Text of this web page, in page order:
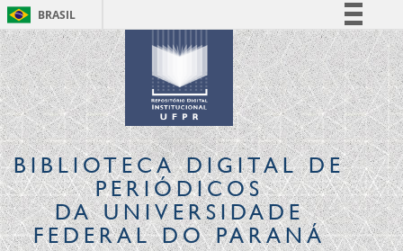
BRASIL
Simplifique!
Comunica BR
Participe
Acesso à informação
Legislação
Canais
BIBLIOTECA DIGITALDE
PERIÓDICOS
DA UNIVERSIDADE
FEDERAL DO PARANÁ